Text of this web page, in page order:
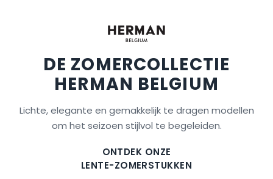
DE ZOMERCOLLECTIE
HERMAN BELGIUM
Lichte, elegante en gemakkelijk te dragen modellen
om het seizoen stijlvol te begeleiden.
ONTDEK ONZE
LENTE-ZOMERSTUKKEN